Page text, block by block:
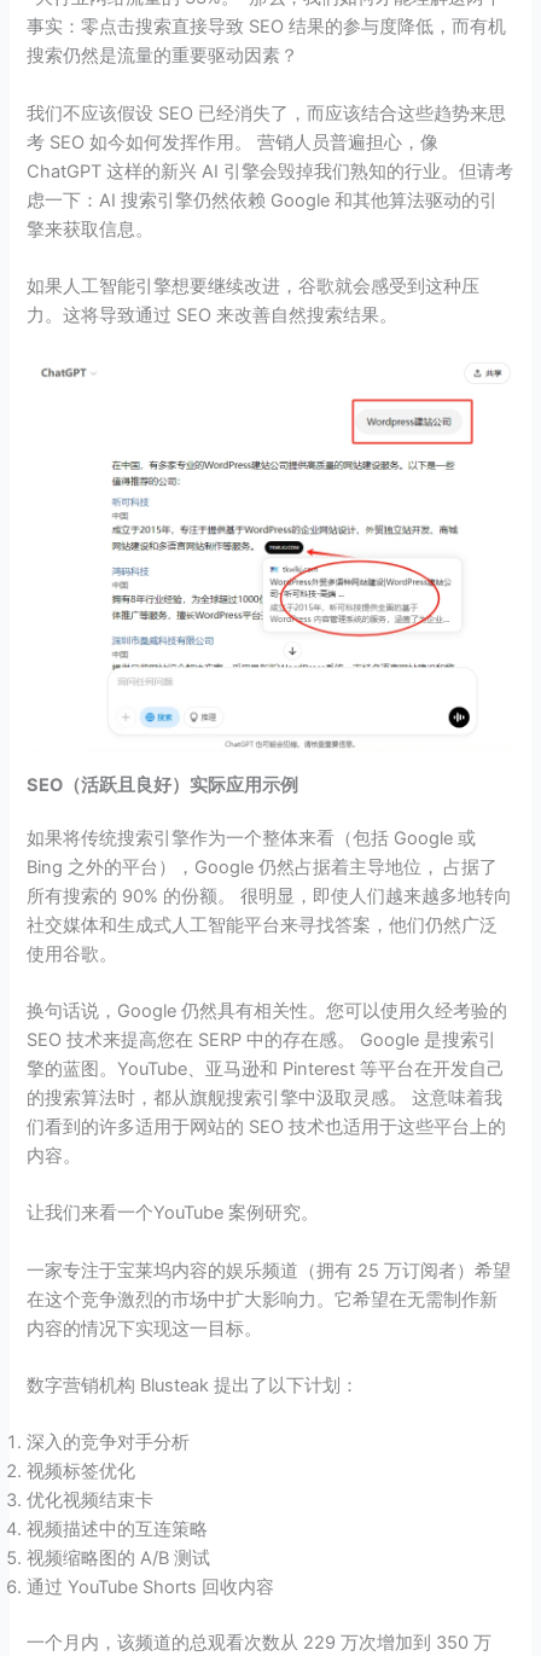
事实：零点击搜索直接导致 SEO 结果的参与度降低，而有机
搜索仍然是流量的重要驱动因素？
我们不应该假设 SEO 已经消失了，而应该结合这些趋势来思
考 SEO 如今如何发挥作用。 营销人员普遍担心，像
ChatGPT 这样的新兴 AI 引擎会毁掉我们熟知的行业。但请考
虑一下：AI 搜索引擎仍然依赖 Google 和其他算法驱动的引
擎来获取信息。
如果人工智能引擎想要继续改进，谷歌就会感受到这种压
力。这将导致通过 SEO 来改善自然搜索结果。
SEO（活跃且良好）实际应用示例
如果将传统搜索引擎作为一个整体来看（包括 Google 或
Bing 之外的平台），Google 仍然占据着主导地位， 占据了
所有搜索的 90% 的份额。 很明显，即使人们越来越多地转向
社交媒体和生成式人工智能平台来寻找答案，他们仍然广泛
使用谷歌。
换句话说，Google 仍然具有相关性。您可以使用久经考验的
SEO 技术来提高您在 SERP 中的存在感。 Google 是搜索引
擎的蓝图。YouTube、亚马逊和 Pinterest 等平台在开发自己
的搜索算法时，都从旗舰搜索引擎中汲取灵感。 这意味着我
们看到的许多适用于网站的 SEO 技术也适用于这些平台上的
内容。
让我们来看一个YouTube 案例研究。
一家专注于宝莱坞内容的娱乐频道（拥有 25 万订阅者）希望
在这个竞争激烈的市场中扩大影响力。它希望在无需制作新
内容的情况下实现这一目标。
数字营销机构 Blusteak 提出了以下计划：
深入的竞争对手分析
视频标签优化
优化视频结束卡
视频描述中的互连策略
视频缩略图的 A/B 测试
通过 YouTube Shorts 回收内容
一个月内，该频道的总观看次数从 229 万次增加到 350 万